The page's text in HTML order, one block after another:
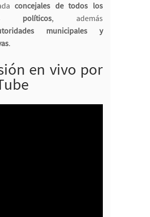
concejales de todos los
políticos, además
municipales y
.
en vivo por